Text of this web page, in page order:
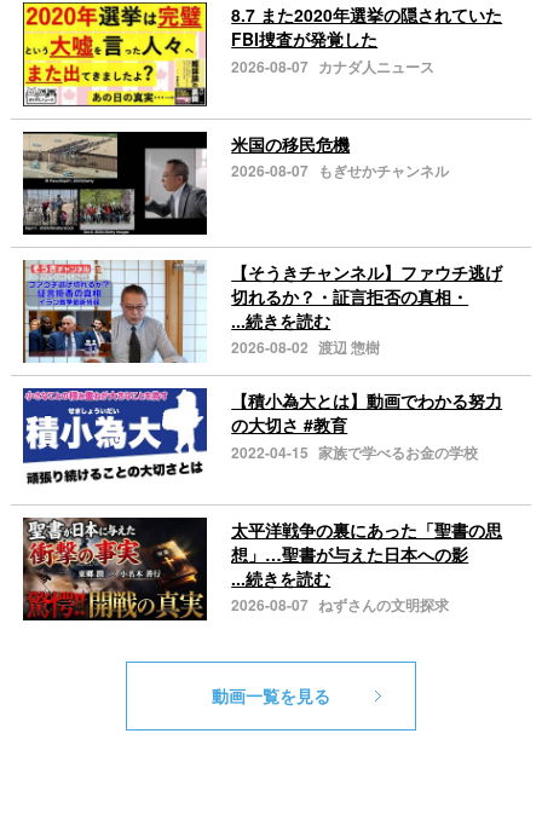
8.7 また2020年選挙の隠されていた
FBI捜査が発覚した
2026-08-07 カナダ人ニュース
米国の移民危機
2026-08-07 もぎせかチャンネル
【そうきチャンネル】ファウチ逃げ
切れるか？・証言拒否の真相・
...続きを読む
2026-08-02 渡辺 惣樹
【積小為大とは】動画でわかる努力
の大切さ #教育
2022-04-15 家族で学べるお金の学校
太平洋戦争の裏にあった「聖書の思
想」…聖書が与えた日本への影
...続きを読む
2026-08-07 ねずさんの文明探求
動画一覧を見る